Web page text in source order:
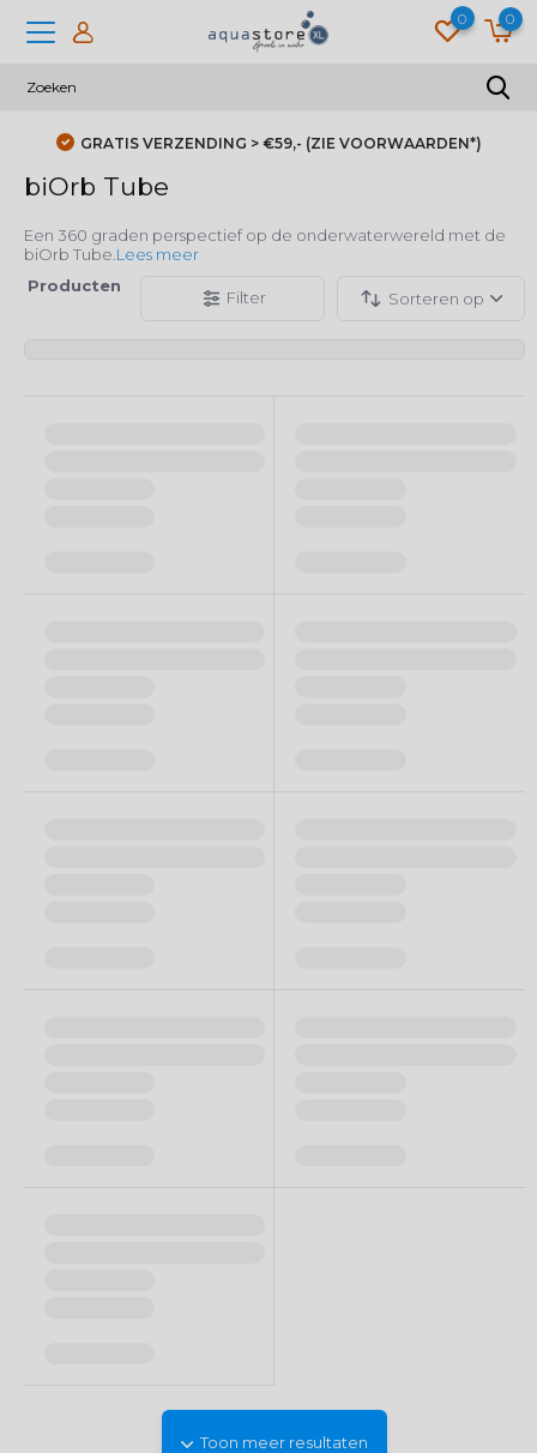
0 0
(ZIE VOORWAARDEN*) DUIZENDEN KLANTEN
biOrb Tube
Een 360 graden perspectief op de onderwaterwereld met de
biOrb Tube. Lees meer
Producten
Filter Sorteren op
Toon meer resultaten